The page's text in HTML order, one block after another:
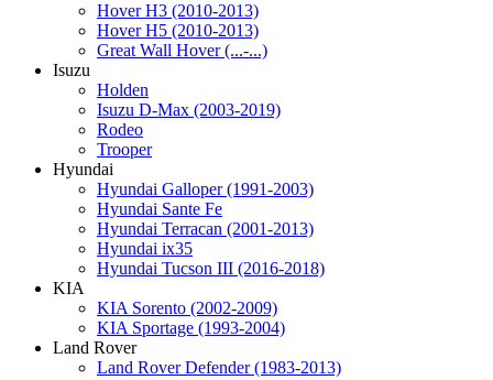
Hover H3 (2010-2013)
Hover H5 (2010-2013)
Great Wall Hover (...-...)
Isuzu
Holden
Isuzu D-Max (2003-2019)
Rodeo
Trooper
Hyundai
Hyundai Galloper (1991-2003)
Hyundai Sante Fe
Hyundai Terracan (2001-2013)
Hyundai ix35
Hyundai Tucson III (2016-2018)
KIA
KIA Sorento (2002-2009)
KIA Sportage (1993-2004)
Land Rover
Land Rover Defender (1983-2013)